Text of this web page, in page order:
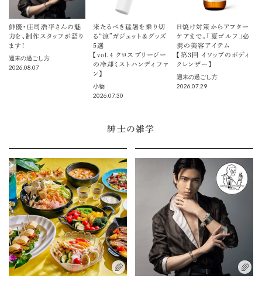
俳優・庄司浩平さんの魅
力を、制作スタッフが語り
ます！
週末の過ごし方
2026.08.07
来たるべき猛暑を乗り切
る“涼”ガジェット＆グッズ
5選
【vol.４ クロスブリージー
の冷却ミストハンディファ
ン】
小物
2026.07.30
日焼け対策からアフター
ケアまで。「夏ゴルフ」必
携の美容アイテム
【第3回 イソップのボディ
クレンザー】
週末の過ごし方
2026.07.29
紳士の雑学